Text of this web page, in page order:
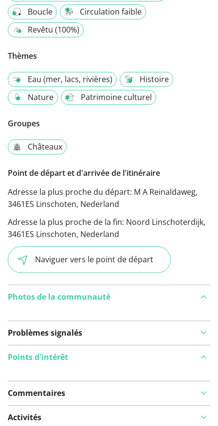
Boucle
Circulation faible
Revêtu (100%)
Thèmes
Eau (mer, lacs, rivières)
Histoire
Nature
Patrimoine culturel
Groupes
Châteaux
Point de départ et d'arrivée de l'itinéraire
Adresse la plus proche du départ: M A Reinaldaweg,
3461ES Linschoten, Nederland
Adresse la plus proche de la fin: Noord Linschoterdijk,
3461ES Linschoten, Nederland
Naviguer vers le point de départ
Photos de la communauté
Problèmes signalés
Voir sur la carte
Points d'intérêt
Commentaires
Activités